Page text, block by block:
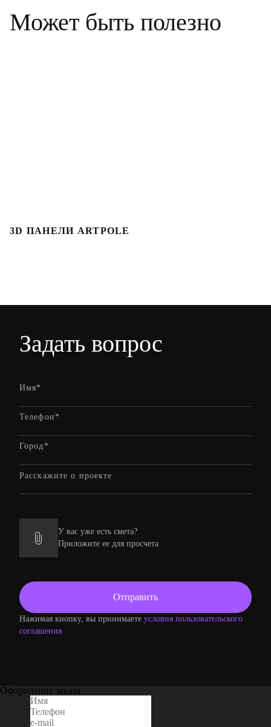
Может быть полезно
3D ПАНЕЛИ ARTPOLE
Задать вопрос
У вас уже есть смета?
Приложите ее для просчета
Нажимая кнопку, вы принимаете условия пользовательского
соглашения
Оформление заказа